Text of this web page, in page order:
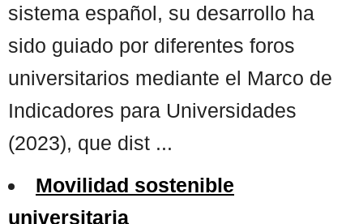
sistema español, su desarrollo ha
sido guiado por diferentes foros
universitarios mediante el Marco de
Indicadores para Universidades
(2023), que dist ...
Movilidad sostenible
universitaria